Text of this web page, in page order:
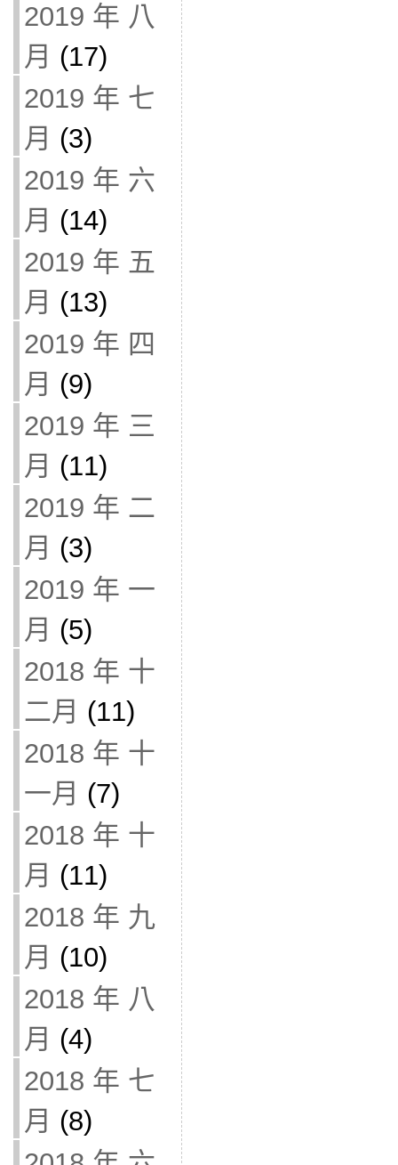
2019 年 八
月 (17)
2019 年 七
月 (3)
2019 年 六
月 (14)
2019 年 五
月 (13)
2019 年 四
月 (9)
2019 年 三
月 (11)
2019 年 二
月 (3)
2019 年 一
月 (5)
2018 年 十
二月 (11)
2018 年 十
一月 (7)
2018 年 十
月 (11)
2018 年 九
月 (10)
2018 年 八
月 (4)
2018 年 七
月 (8)